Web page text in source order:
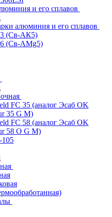
и его сплавов
алюминия и его сплавов
(Св-АК5)
(Св-АМg5)
FC 35 (аналог Эсаб OK
35 G M)
FC 58 (аналог Эсаб OK
58 O G M)
105